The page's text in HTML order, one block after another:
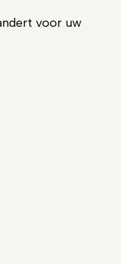
voor uw